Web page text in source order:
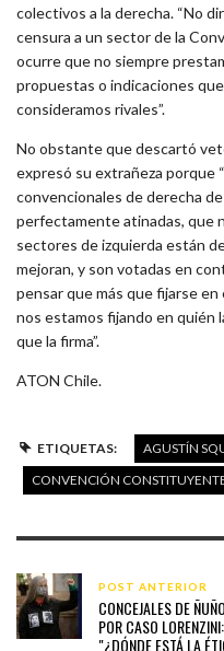
colectivos a la derecha. “No
censura a un sector de la
ocurre que no siempre
propuestas o indicaciones
consideramos rivales”.
No obstante que descartó
expresó su extrañeza porque
convencionales de derecha
perfectamente atinadas, que
sectores de izquierda están
mejoran, y son votadas en
pensar que más que fijarse
nos estamos fijando en quién
que la firma”.
ATON Chile.
ETIQUETAS: AGUSTÍN
CONVENCIÓN
POST ANTERIOR
CONCEJALES DE
POR CASO LORENZINI:
"¿DÓNDE ESTÁ LA